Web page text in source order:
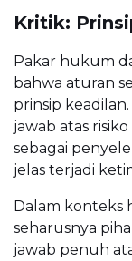
Kritik:
Pakar hukum
bahwa aturan
prinsip
jawab atas
sebagai
jelas terjadi
Dalam konteks
seharusnya
jawab penuh